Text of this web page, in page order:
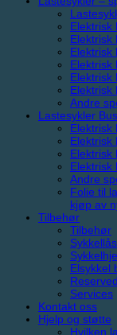
Elektrisk
Elektrisk
Elektrisk
Elektrisk
Elektrisk
Elektrisk
Andre
Lastesykler
Elektrisk
Elektrisk
Elektrisk
Elektrisk
Andre
Folie til
kjøp av
Tilbehør
Tilbehør
Elsykkel
Services
Kontakt oss
Hjelp og støtte
Hvilken